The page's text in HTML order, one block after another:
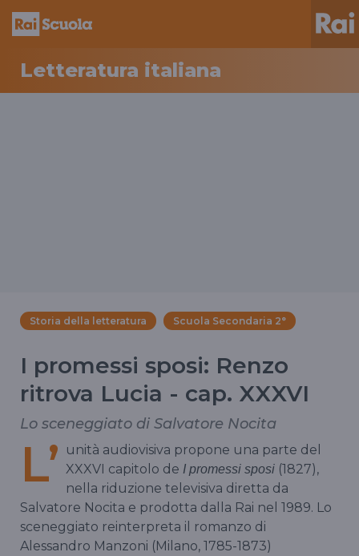
Letteratura italiana
Storia della letteratura Scuola Secondaria 2°
I promessi sposi: Renzo
ritrova Lucia - cap. XXXVI
Lo sceneggiato di Salvatore Nocita
L’
unità audiovisiva propone una parte del
XXXVI capitolo de I promessi sposi (1827),
nella riduzione televisiva diretta da
Salvatore Nocita e prodotta dalla Rai nel 1989. Lo
sceneggiato reinterpreta il romanzo di
Alessandro Manzoni (Milano, 1785-1873)